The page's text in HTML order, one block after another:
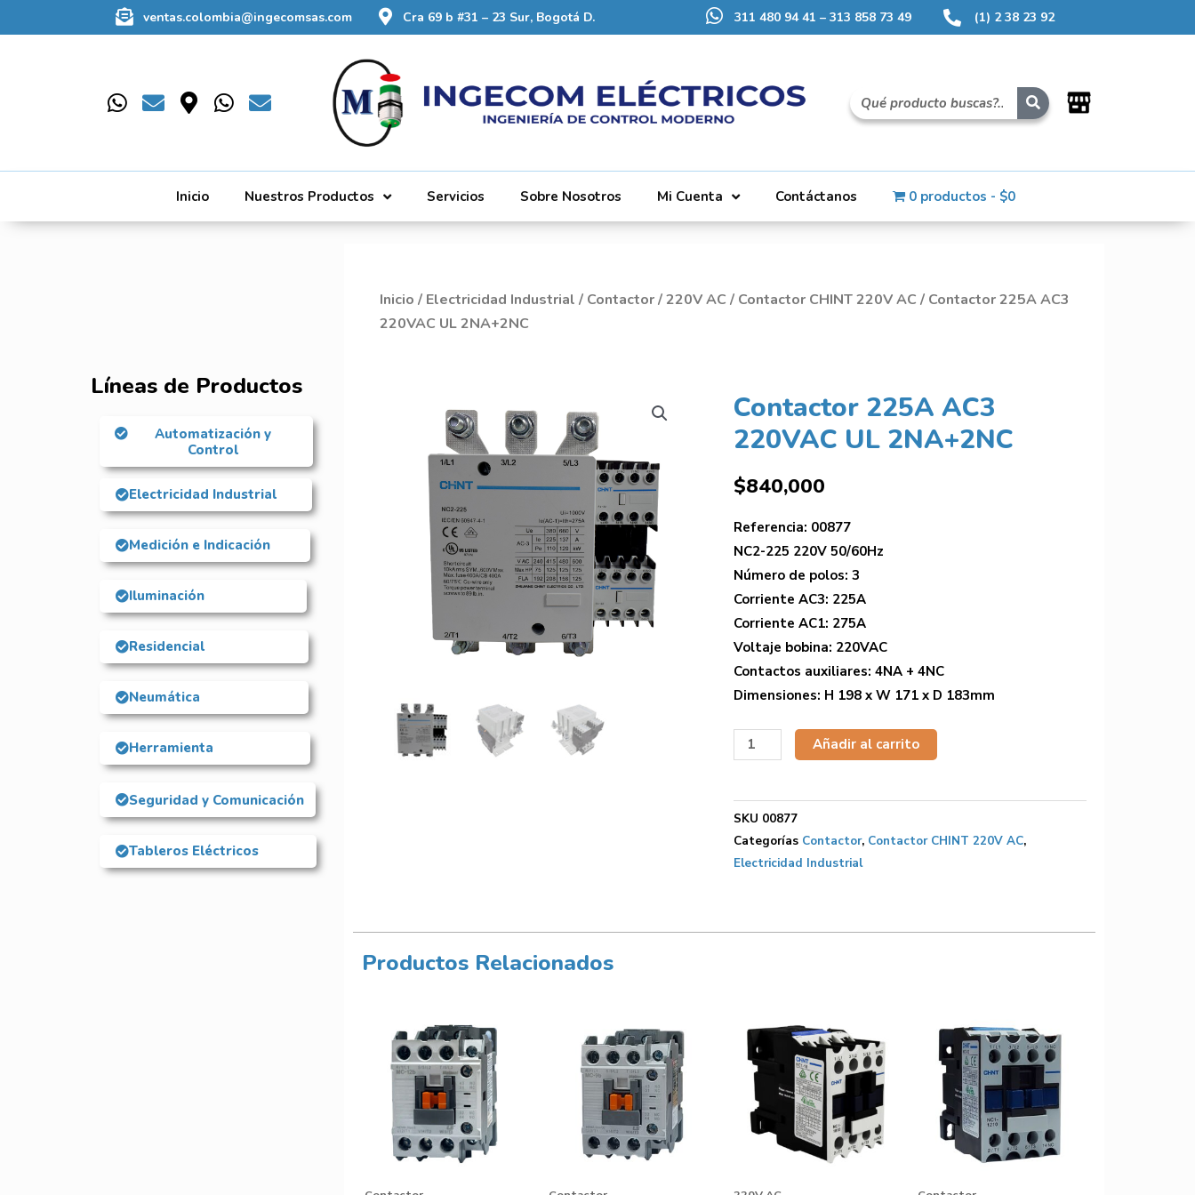
ventas.colombia@ingecomsas.com Cra 69 b #31 – 23 Sur, Bogotá D. 311 480 94 41 – 313 858 73 49 (1) 2 38 23 92
Inicio Nuestros Productos Servicios Sobre Nosotros Mi Cuenta Contáctanos 0 productos $0
Inicio / Electricidad Industrial / Contactor/220V AC / Contactor CHINT 220V AC / Contactor 225A AC3
220VAC UL 2NA+2NC
Líneas de Productos
Automatización y
Control
Electricidad Industrial
Medición e Indicación
Iluminación
Residencial
Neumática
Herramienta
Seguridad y Comunicación
Tableros Eléctricos
Contactor 225A AC3
220VAC UL 2NA+2NC
$840,000
Referencia: 00877
NC2-225 220V 50/60Hz
Número de polos: 3
Corriente AC3: 225A
Corriente AC1: 275A
Voltaje bobina: 220VAC
Contactos auxiliares: 4NA + 4NC
Dimensiones: H 198 x W 171 x D 183mm
Añadir al carrito
SKU 00877
Categorías Contactor, Contactor CHINT 220V AC,
Electricidad Industrial
Productos Relacionados